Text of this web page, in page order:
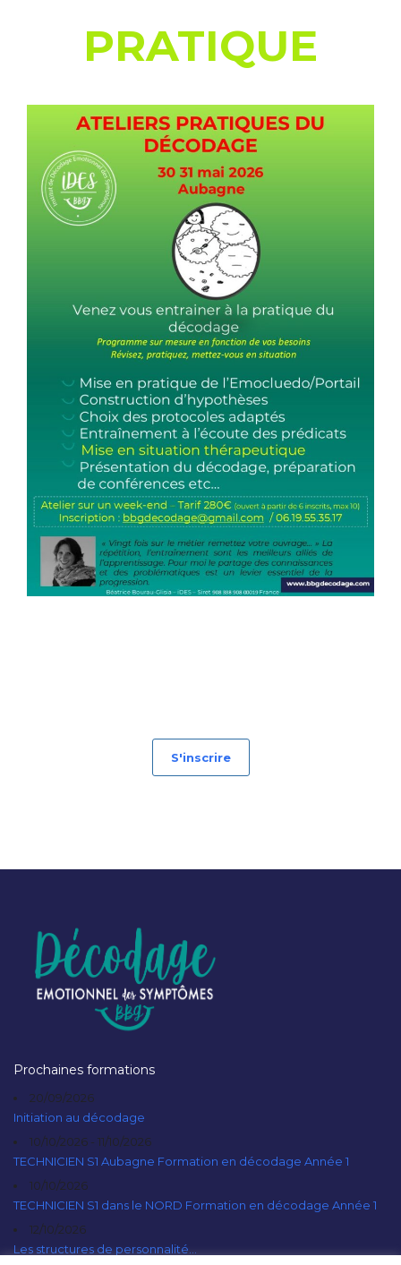
PRATIQUE
S'inscrire
Prochaines formations
20/09/2026
Initiation au décodage
10/10/2026 - 11/10/2026
TECHNICIEN S1 Aubagne Formation en décodage Année 1
10/10/2026
TECHNICIEN S1 dans le NORD Formation en décodage Année 1
12/10/2026
Les structures de personnalité...